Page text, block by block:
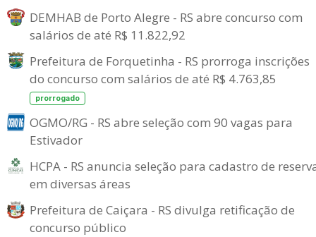
DEMHAB de Porto Alegre - RS abre concurso com
salários de até R$ 11.822,92
Prefeitura de Forquetinha - RS prorroga inscrições
do concurso com salários de até R$ 4.763,85
prorrogado
OGMO/RG - RS abre seleção com 90 vagas para
Estivador
HCPA - RS anuncia seleção para cadastro de
em diversas áreas
Prefeitura de Caiçara - RS divulga retificação de
concurso público